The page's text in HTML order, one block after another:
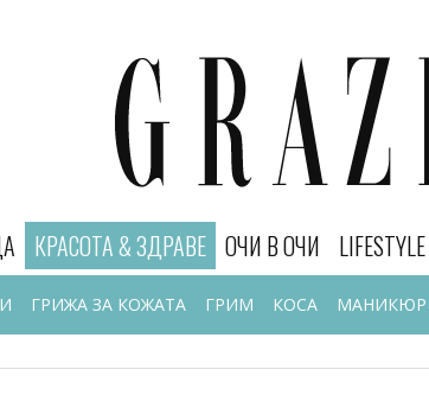
КРАСОТА & ЗДРАВЕ
ГРИЖА ЗА КОЖАТА ГРИМ КОСА МАНИКЮР
ОЧИ В ОЧИ LIFESTYLE